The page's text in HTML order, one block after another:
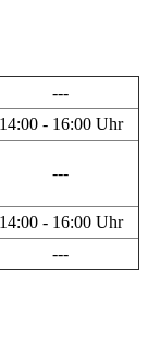
---
14:00 - 16:00 Uhr
---
14:00 - 16:00 Uhr
---